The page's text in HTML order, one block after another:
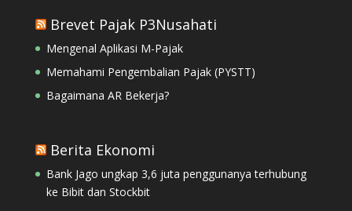
Brevet Pajak P3Nusahati
Mengenal Aplikasi M-Pajak
Memahami Pengembalian Pajak (PYSTT)
Bagaimana AR Bekerja?
Berita Ekonomi
Bank Jago ungkap 3,6 juta penggunanya terhubung
ke Bibit dan Stockbit